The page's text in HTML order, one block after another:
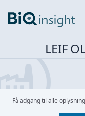
LEIF
Få adgang til alle